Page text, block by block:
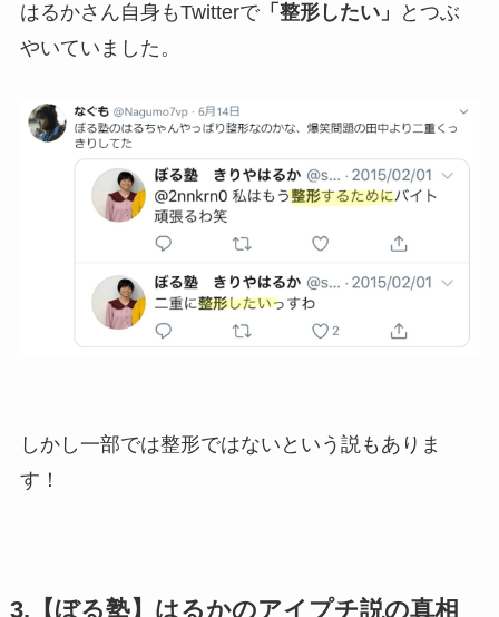
はるかさん自身もTwitterで「整形したい」
とつぶ
やいていました。
しかし一部では整形ではないという説もありま
す！
3.【ぼる塾】はるかのアイプチ説の真相